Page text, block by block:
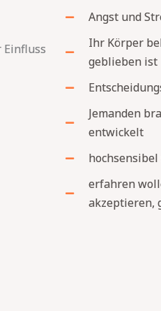
Angst und
Ihr Körper
geblieben ist
Jemanden
entwickelt
erfahren
akzeptieren,